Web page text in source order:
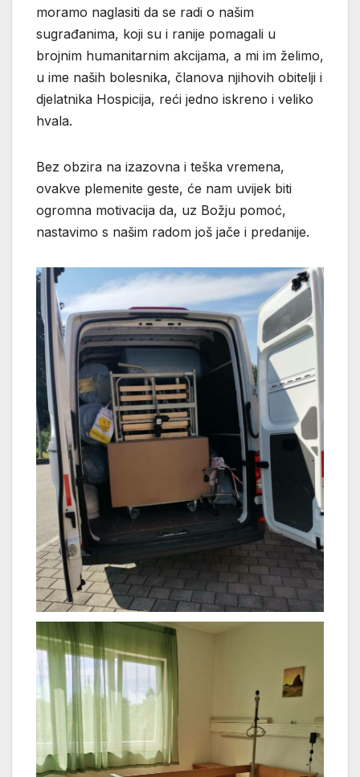
moramo naglasiti da se radi o našim
sugrađanima, koji su i ranije pomagali u
brojnim humanitarnim akcijama, a mi im želimo,
u ime naših bolesnika, članova njihovih obitelji i
djelatnika Hospicija, reći jedno iskreno i veliko
hvala.
Bez obzira na izazovna i teška vremena,
ovakve plemenite geste, će nam uvijek biti
ogromna motivacija da, uz Božju pomoć,
nastavimo s našim radom još jače i predanije.